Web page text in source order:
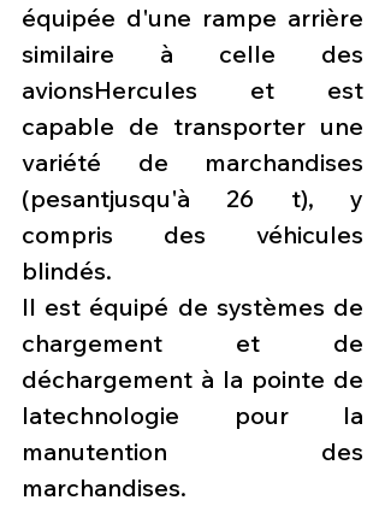
équipée d'une rampe arrière
similaire à celle des
avionsHercules et est
capable de transporter une
variété de marchandises
(pesantjusqu'à 26 t), y
compris des véhicules
blindés.
Il est équipé de systèmes de
chargement et de
déchargement à la pointe de
latechnologie pour la
manutention des
marchandises.